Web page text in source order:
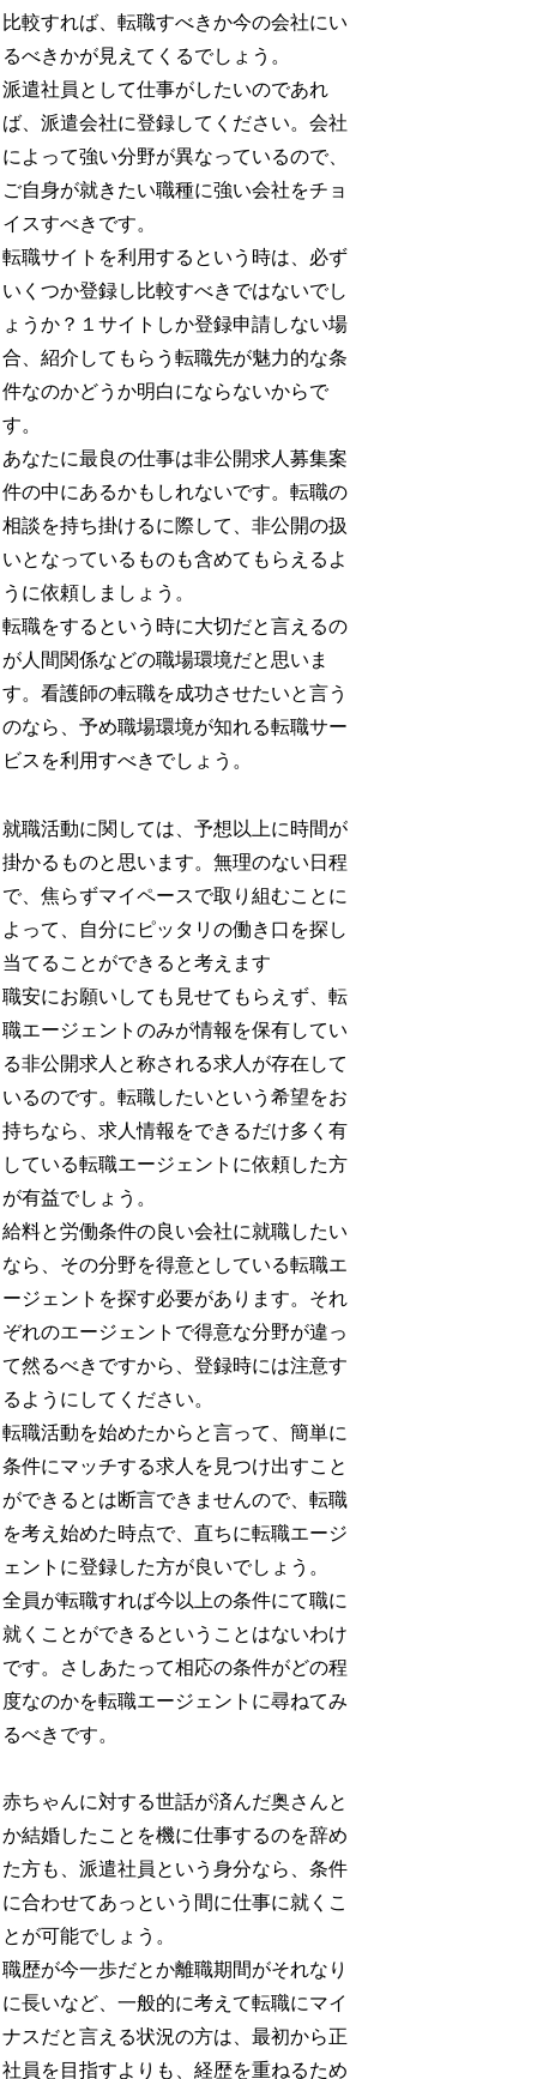
比較すれば、転職すべきか今の会社にい
るべきかが見えてくるでしょう。
派遣社員として仕事がしたいのであれ
ば、派遣会社に登録してください。会社
によって強い分野が異なっているので、
ご自身が就きたい職種に強い会社をチョ
イスすべきです。
転職サイトを利用するという時は、必ず
いくつか登録し比較すべきではないでし
ょうか？１サイトしか登録申請しない場
合、紹介してもらう転職先が魅力的な条
件なのかどうか明白にならないからで
す。
あなたに最良の仕事は非公開求人募集案
件の中にあるかもしれないです。転職の
相談を持ち掛けるに際して、非公開の扱
いとなっているものも含めてもらえるよ
うに依頼しましょう。
転職をするという時に大切だと言えるの
が人間関係などの職場環境だと思いま
す。看護師の転職を成功させたいと言う
のなら、予め職場環境が知れる転職サー
ビスを利用すべきでしょう。
就職活動に関しては、予想以上に時間が
掛かるものと思います。無理のない日程
で、焦らずマイペースで取り組むことに
よって、自分にピッタリの働き口を探し
当てることができると考えます
職安にお願いしても見せてもらえず、転
職エージェントのみが情報を保有してい
る非公開求人と称される求人が存在して
いるのです。転職したいという希望をお
持ちなら、求人情報をできるだけ多く有
している転職エージェントに依頼した方
が有益でしょう。
給料と労働条件の良い会社に就職したい
なら、その分野を得意としている転職エ
ージェントを探す必要があります。それ
ぞれのエージェントで得意な分野が違っ
て然るべきですから、登録時には注意す
るようにしてください。
転職活動を始めたからと言って、簡単に
条件にマッチする求人を見つけ出すこと
ができるとは断言できませんので、転職
を考え始めた時点で、直ちに転職エージ
ェントに登録した方が良いでしょう。
全員が転職すれば今以上の条件にて職に
就くことができるということはないわけ
です。さしあたって相応の条件がどの程
度なのかを転職エージェントに尋ねてみ
るべきです。
赤ちゃんに対する世話が済んだ奥さんと
か結婚したことを機に仕事するのを辞め
た方も、派遣社員という身分なら、条件
に合わせてあっという間に仕事に就くこ
とが可能でしょう。
職歴が今一歩だとか離職期間がそれなり
に長いなど、一般的に考えて転職にマイ
ナスだと言える状況の方は、最初から正
社員を目指すよりも、経歴を重ねるため